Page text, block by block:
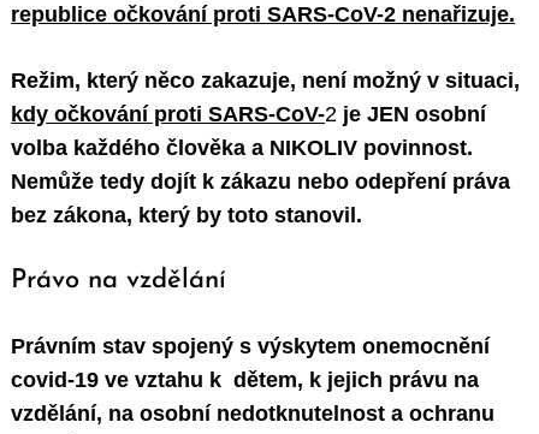
republice očkování proti SARS-CoV-2 nenařizuje.
Režim, který něco zakazuje, není možný v situaci,
kdy očkování proti SARS-CoV-2 je JEN osobní
volba každého člověka a NIKOLIV povinnost.
Nemůže tedy dojít k zákazu nebo odepření práva
bez zákona, který by toto stanovil.
Právo na vzdělání
Právním stav spojený s výskytem onemocnění
covid-19 ve vztahu k dětem, k jejich právu na
vzdělání, na osobní nedotknutelnost a ochranu